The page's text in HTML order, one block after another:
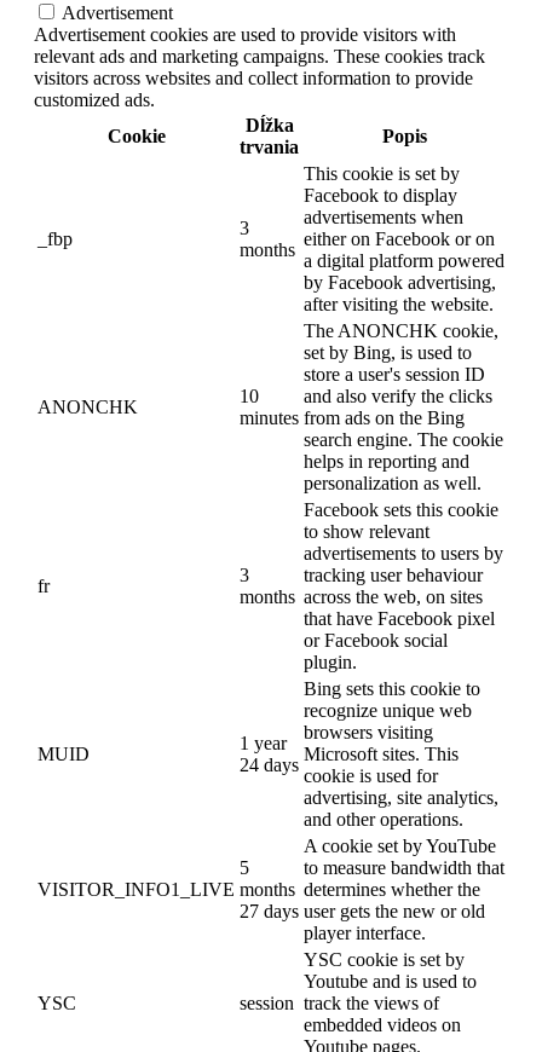
Advertisement
Advertisement cookies are used to provide visitors with
relevant ads and marketing campaigns. These cookies track
visitors across websites and collect information to provide
customized ads.
Cookie
Dĺžka
trvania
Popis
_fbp
3
months
This cookie is set by
Facebook to display
advertisements when
either on Facebook or on
a digital platform powered
by Facebook advertising,
after visiting the website.
ANONCHK
10
minutes
The ANONCHK cookie,
set by Bing, is used to
store a user's session ID
and also verify the clicks
from ads on the Bing
search engine. The cookie
helps in reporting and
personalization as well.
fr
3
months
Facebook sets this cookie
to show relevant
advertisements to users by
tracking user behaviour
across the web, on sites
that have Facebook pixel
or Facebook social
plugin.
MUID
1 year
24 days
Bing sets this cookie to
recognize unique web
browsers visiting
Microsoft sites. This
cookie is used for
advertising, site analytics,
and other operations.
VISITOR_INFO1_LIVE
5
months
27 days
A cookie set by YouTube
to measure bandwidth that
determines whether the
user gets the new or old
player interface.
YSC session
YSC cookie is set by
Youtube and is used to
track the views of
embedded videos on
Youtube pages.